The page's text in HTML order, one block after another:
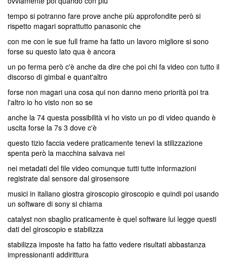
tempo si potranno fare prove anche più approfondite però si
rispetto magari soprattutto panasonic che
con me con le sue full frame ha fatto un lavoro migliore si sono
forse su questo lato qua è ancora
un po ferma però c'è anche da dire che poi chi fa video con tutto il
discorso di gimbal e quant'altro
forse non magari una cosa qui non danno meno priorità poi tra
l'altro io ho visto non so se
anche la 74 questa possibilità vi ho visto un po di video quando è
uscita forse la 7s 3 dove c'è
questo tizio faccia vedere praticamente tenevi la stilizzazione
spenta però la macchina salvava nei
nei metadati del file video comunque tutti tutte informazioni
registrate dal sensore dal girosensore
musici in italiano giostra giroscopio giroscopio e quindi poi usando
un software di sony si chiama
catalyst non sbaglio praticamente è quel software lui legge questi
dati del giroscopio e stabilizza
stabilizza imposte ha fatto ha fatto vedere risultati abbastanza
impressionanti addirittura